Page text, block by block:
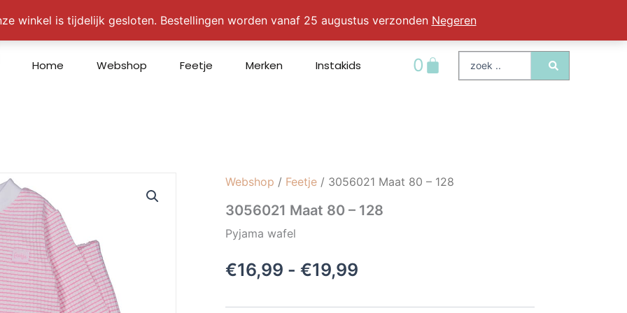
winkel is tijdelijk gesloten. Bestellingen worden vanaf 25 augustus verzonden Negeren
Home Webshop Feetje Merken Instakids 0
Winkelwagen
Webshop / Feetje/ 3056021 Maat 80 – 128
3056021 Maat 80 – 128
Pyjama wafel
€16,99 - €19,99Prijsklasse:
tot